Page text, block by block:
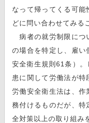
なって帰ってくる可
どに問い合わせてみる
病者の就労制限につ
の場合を特定し、雇い
安全衛生規則61条）
患に関して労働法が特
労働安全衛生法は、作
務付けるものだが、特
全対策以上の取り組み